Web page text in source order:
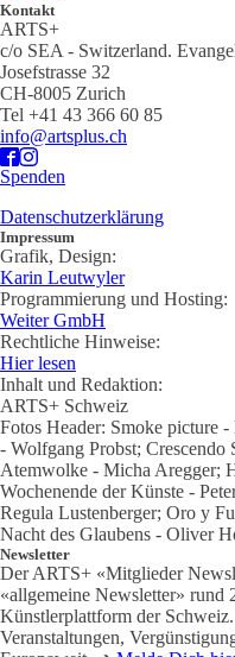
Kontakt
ARTS+
c/o SEA - Switzerland.
Josefstrasse 32
CH-8005 Zurich
Tel +41 43 366 60 85
info@artsplus.ch
Spenden
Datenschutzerklärung
Impressum
Grafik, Design:
Karin Leutwyler
Programmierung und Hosting:
Weiter GmbH
Rechtliche Hinweise:
Hier lesen
Inhalt und Redaktion:
ARTS+ Schweiz
Fotos Header: Smoke picture
- Wolfgang Probst; Crescendo
Atemwolke - Micha Aregger;
Wochenende der Künste -
Regula Lustenberger; Oro y
Nacht des Glaubens - Oliver
Newsletter
Der ARTS+ «Mitglieder
«allgemeine Newsletter» rund
Künstlerplattform der
Veranstaltungen,